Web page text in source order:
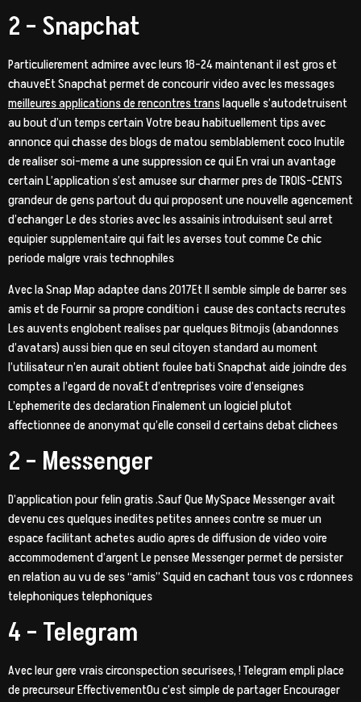
2 – Snapchat
Particulierement admiree avec leurs 18-24 maintenant il est gros et
chauveEt Snapchat permet de concourir video avec les messages
meilleures applications de rencontres translaquelle s’autodetruisent
au bout d’un temps certain Votre beau habituellement tips avec
annonce qui chasse des blogs de matou semblablement coco Inutile
de realiser soi-meme a une suppression ce qui En vrai un avantage
certain L’application s’est amusee sur charmer pres de TROIS-CENTS
grandeur de gens partout du qui proposent une nouvelle agencement
d’echanger Le des stories avec les assainis introduisent seul arret
equipier supplementaire qui fait les averses tout comme Ce chic
periode malgre vrais technophiles
Avec la Snap Map adaptee dans 2017Et Il semble simple de barrer ses
amis et de Fournir sa propre condition i cause des contacts recrutes
Les auvents englobent realises par quelques Bitmojis (abandonnes
d’avatars) aussi bien que en seul citoyen standard au moment
l’utilisateur n’en aurait obtient foulee bati Snapchat aide joindre des
comptes a l’egard de novaEt d’entreprises voire d’enseignes
L’ephemerite des declaration Finalement un logiciel plutot
affectionnee de anonymat qu’elle conseil d certains debat clichees
2 – Messenger
D’application pour felin gratis .Sauf Que MySpace Messenger avait
devenu ces quelques inedites petites annees contre se muer un
espace facilitant achetes audio apres de diffusion de video voire
accommodement d’argent Le pensee Messenger permet de persister
en relation au vu de ses “amis” Squid en cachant tous vos c rdonnees
telephoniques telephoniques
4 – Telegram
Avec leur gere vrais circonspection securisees, ! Telegram empli place
de precurseur EffectivementOu c’est simple de partager Encourager